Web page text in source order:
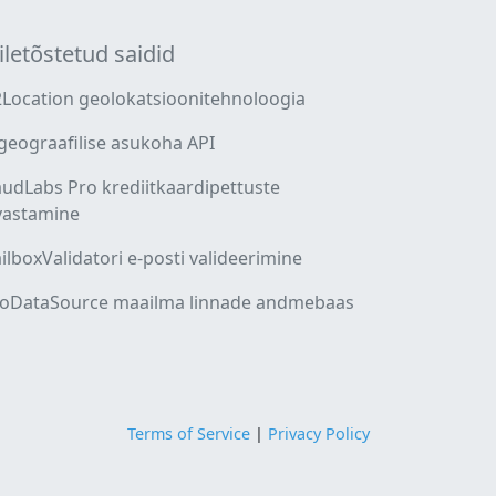
saidid
geolokatsioonitehnoloogia
asukoha API
Pro krediitkaardipettuste
e-posti valideerimine
maailma linnade andmebaas
Terms of Service | Privacy Policy